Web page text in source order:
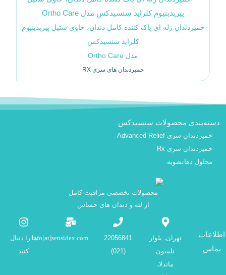
خمیردندان های سری RX
خمیردندان ژله ای پاک کننده کامل دندان، حاوی ستیل پیریدینیوم
کلراید سنسیدکس
مدل Ortho Care
دسته‌بندی محصولات سنسیدکس
خمیردندان سری Advanced Relief
خمیردندان سری Rx
محلول دهانشویه
محصولات تخصصی مراقبت کامل
از لثه و دندان های حساس
اطلاعات
تماس
تهران، بلوار
نلسون
ماندلا،
22056841
(021)
info[at]sensidex.comما را دنبال
کنید